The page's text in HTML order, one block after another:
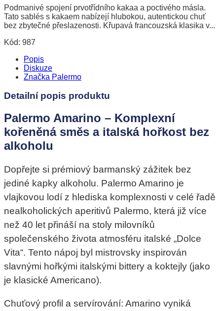
Podmanivé spojení prvotřídního kakaa a poctivého másla.
Tato sablés s kakaem nabízejí hlubokou, autentickou chuť
bez zbytečné přeslazenosti. Křupavá francouzská klasika v...
Kód: 987
Popis
Diskuze
Značka Palermo
Detailní popis produktu
Palermo Amarino – Komplexní
kořeněná směs a italská hořkost bez
alkoholu
Dopřejte si prémiový barmanský zážitek bez
jediné kapky alkoholu. Palermo Amarino je
vlajkovou lodí z hlediska komplexnosti v celé řadě
nealkoholických aperitivů Palermo, která již více
než 40 let přináší na stoly milovníků
společenského života atmosféru italské „Dolce
Vita“. Tento nápoj byl mistrovsky inspirován
slavnými hořkými italskými bittery a koktejly (jako
je klasické Americano).
Chuťový profil a servírování: Amarino vyniká